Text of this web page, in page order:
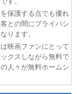
保護する点でも優れ
との間にプライバシ
ります。
映画ファンにとって
クスしながら無料で
人々が無料ホームシ